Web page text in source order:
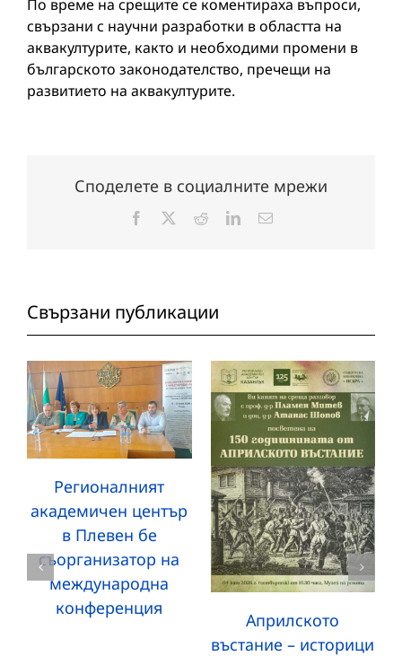
По време на срещите се коментираха въпроси,
свързани с научни разработки в областта на
аквакултурите, както и необходими промени в
българското законодателство, пречещи на
развитието на аквакултурите.
Споделете в социалните мрежи
Facebook RedditLinkedInЕлектронна
Свързани публикации
Регионалният
академичен център
в Плевен бе
съорганизатор на
международна
конференция
Априлското
въстание – историци